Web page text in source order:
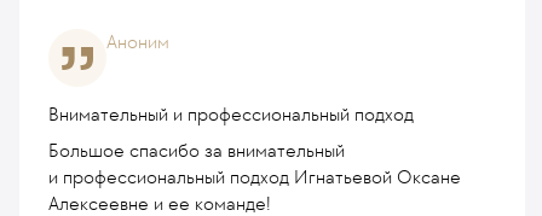
Аноним
Внимательный и профессиональный подход
Большое спасибо за внимательный
и профессиональный подход Игнатьевой Оксане
Алексеевне и ее команде!